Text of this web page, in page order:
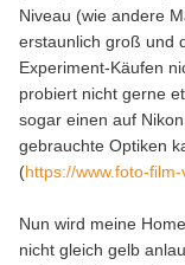
Niveau (wie andere
erstaunlich groß und
Experiment-Käufen
probiert nicht gerne
sogar einen auf
gebrauchte Optiken
(https://www.foto-
Nun wird meine
nicht gleich gelb